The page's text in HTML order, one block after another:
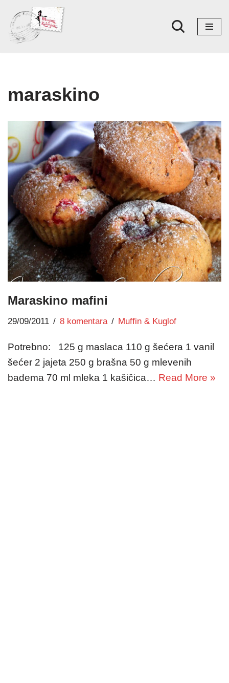
Skoči
na
maraskino
Maraskino mafini
29/09/2011 8 komentara Muffin & Kuglof
Potrebno: 125 g maslaca 110 g šećera 1 vanil
šećer 2 jajeta 250 g brašna 50 g mlevenih
badema 70 ml mleka 1 kašičica… Read More »